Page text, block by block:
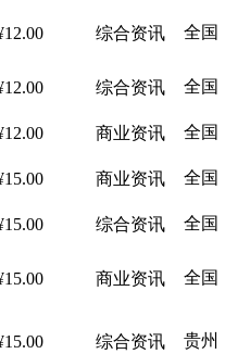
综合资讯 全国
综合资讯 全国
商业资讯 全国
商业资讯 全国
综合资讯 全国
商业资讯 全国
综合资讯 贵州